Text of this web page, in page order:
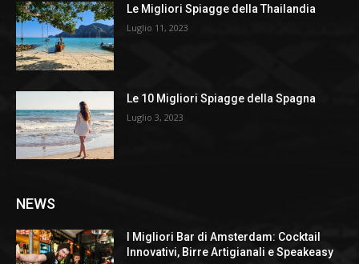
Le Migliori Spiagge della Thailandia
Luglio 11, 2023
Le 10 Migliori Spiagge della Spagna
Luglio 3, 2023
NEWS
I Migliori Bar di Amsterdam: Cocktail
Innovativi, Birre Artigianali e Speakeasy